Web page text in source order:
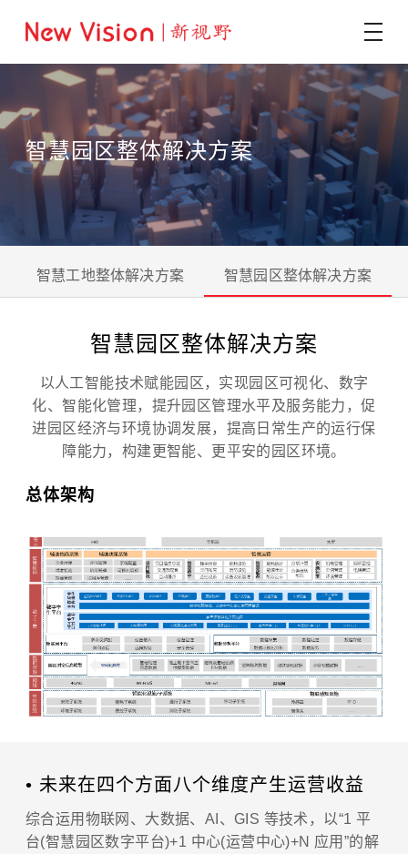
智慧园区整体解决方案
智慧工地整体解决方案 智慧园区整体解决方案
智慧园区整体解决方案
以人工智能技术赋能园区，实现园区可视化、数字
化、智能化管理，提升园区管理水平及服务能力，促
进园区经济与环境协调发展，提高日常生产的运行保
障能力，构建更智能、更平安的园区环境。
总体架构
• 未来在四个方面八个维度产生运营收益
综合运用物联网、大数据、AI、GIS 等技术，以“1 平
台(智慧园区数字平台)+1 中心(运营中心)+N 应用”的解